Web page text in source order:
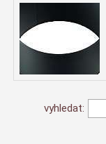
vyhledat: